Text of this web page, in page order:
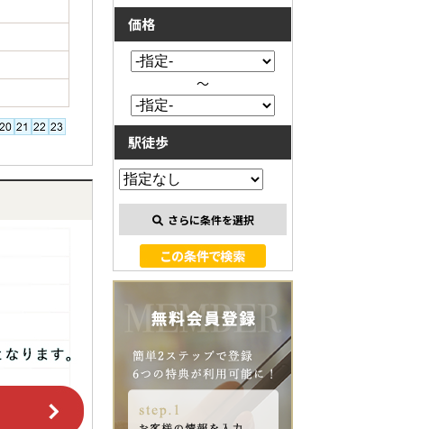
価格
～
駅徒歩
さらに条件を選択